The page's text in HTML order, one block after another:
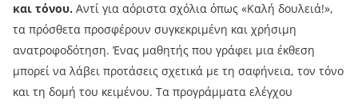
και τόνου. Αντί για αόριστα σχόλια όπως «Καλή δουλειά!»,
τα πρόσθετα προσφέρουν συγκεκριμένη και χρήσιμη
ανατροφοδότηση. Ένας μαθητής που γράφει μια έκθεση
μπορεί να λάβει προτάσεις σχετικά με τη σαφήνεια, τον τόνο
και τη δομή του κειμένου. Τα προγράμματα ελέγχου